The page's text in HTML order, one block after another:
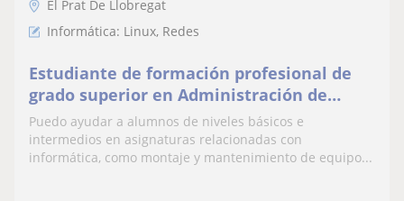
El Prat De Llobregat
Informática: Linux, Redes
Estudiante de formación profesional de
grado superior en Administración de
sistemas informáticos en red y titulado
en FMGM SMX
Puedo ayudar a alumnos de niveles básicos e
intermedios en asignaturas relacionadas con
informática, como montaje y mantenimiento de equipo...